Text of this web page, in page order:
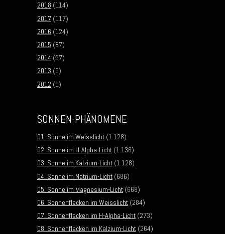
2018 (114)
2017 (117)
2016 (124)
2015 (87)
2014 (57)
2013 (9)
2012 (1)
SONNEN-PHÄNOMENE
01. Sonne im Weisslicht (1.128)
02. Sonne im H-Alpha-Licht (1.136)
03. Sonne im Kalzium-Licht (1.128)
04. Sonne im Natrium-Licht (686)
05. Sonne im Magnesium-Licht (668)
06. Sonnenflecken im Weisslicht (284)
07. Sonnenflecken im H-Alpha-Licht (273)
08. Sonnenflecken im Kalzium-Licht (264)